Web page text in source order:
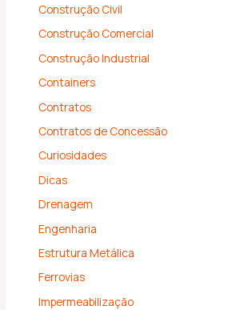
Construção Civil
Construção Comercial
Construção Industrial
Containers
Contratos
Contratos de Concessão
Curiosidades
Dicas
Drenagem
Engenharia
Estrutura Metálica
Ferrovias
Impermeabilização